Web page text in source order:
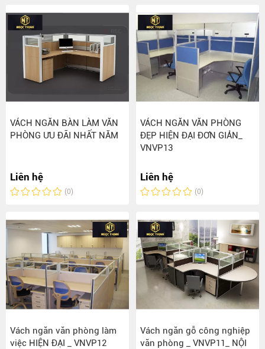
VÁCH NGĂN BÀN LÀM VĂN
PHÒNG ƯU ĐÃI NHẤT NĂM
Liên hệ
(0)
VÁCH NGĂN VĂN PHÒNG
ĐẸP HIỆN ĐẠI ĐƠN GIẢN_
VNVP13
Liên hệ
(0)
Vách ngăn văn phòng làm
việc HIỆN ĐẠI _ VNVP12
Vách ngăn gỗ công nghiệp
văn phòng _ VNVP11_ NỘI